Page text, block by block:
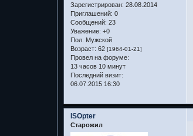
Зарегистрирован: 28.08.2014
Приглашений: 0
Сообщений: 23
Уважение: +0
Пол: Мужской
Возраст: 62 [1964-01-21]
Провел на форуме:
13 часов 10 минут
Последний визит:
06.07.2015 16:30
ISOpter
Старожил